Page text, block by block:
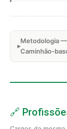
Metodologia
Caminhão-
🔗